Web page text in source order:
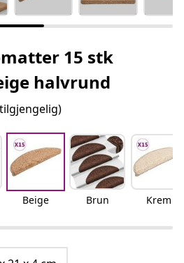
15 stk
halvrund
Beige Brun Krem